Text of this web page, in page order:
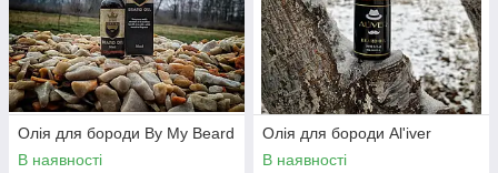
Олія для бороди By My Beard
В наявності
Олія для бороди Al'iver
В наявності